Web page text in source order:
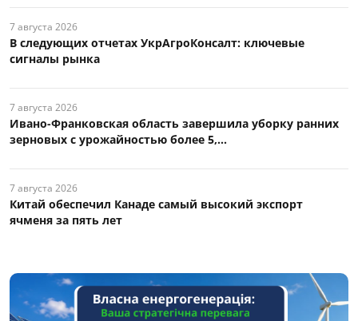
7 августа 2026
В следующих отчетах УкрАгроКонсалт: ключевые
сигналы рынка
7 августа 2026
Ивано-Франковская область завершила уборку ранних
зерновых с урожайностью более 5,...
7 августа 2026
Китай обеспечил Канаде самый высокий экспорт
ячменя за пять лет